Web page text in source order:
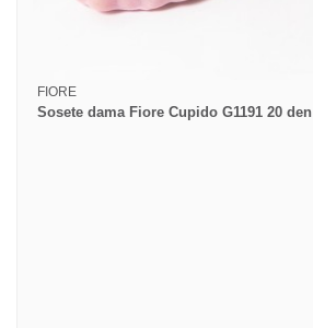
FIORE
Sosete dama Fiore Cupido G1191 20 den